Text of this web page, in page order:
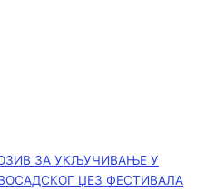
ЗА УКЉУЧИВАЊЕ У
ЏЕЗ ФЕСТИВАЛА